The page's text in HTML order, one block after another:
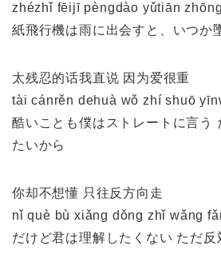
zhézhǐ fēijī pèngdào yǔtiān
紙飛行機は雨に出会すと、いつか
太残忍的话我直说 因为爱很重
tài cánrěn dehuà wǒ zhí shuō
酷いことも僕はストレートに言う
たいから
你却不想懂 只往反方向走
nǐ què bù xiǎng dǒng zhǐ wǎng
だけど君は理解したくない ただ反